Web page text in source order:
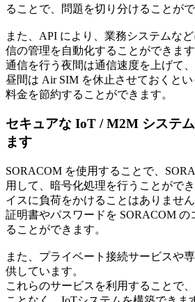
ることで、問題を切り分けることがで
また、API により、業務システムな
信の管理を自動化することができま
通信を行う夜間は通信速度を上げて
昼間は Air SIM を休止させておくと
料金を節約することができます。
セキュアな IoT / M2M システ
ます
SORACOM を使用することで、
用して、暗号化処理を行うことがで
イスに負荷をかけることはありません
証明書やパスワードを SORACOM の
ることができます。
また、プライベート接続サービスや
供しています。
これらのサービスを利用することで